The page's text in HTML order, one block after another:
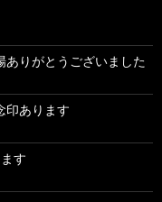
ありがとうございました
あります
す